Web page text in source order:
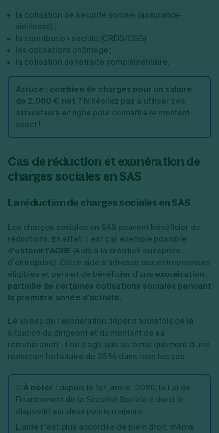
la cotisation de sécurité sociale (assurance-
vieillesse) ;
la contribution sociale (CRDS/CSG)
les cotisations chômage ;
la cotisation de retraite complémentaire.
Astuce : combien de charges pour un salaire
de 2.000 € net ? N’hésitez pas à utiliser des
simulateurs en ligne pour connaître le montant
exact !
Cas de réduction et exonération de
charges sociales en SAS
La réduction de charges sociales en SAS
Les charges sociales en SAS peuvent bénéficier de
réductions. En effet, il est par exemple possible
d’obtenir l’ACRE (Aide à la création ou reprise
d’entreprise). Cette aide s’adresse aux entrepreneurs
éligibles et permet de bénéficier d’une exonération
partielle de certaines cotisations sociales pendant
la première année d’activité.
Le niveau de l’exonération dépend toutefois de la
situation du dirigeant et du montant de sa
rémunération : il ne s’agit pas automatiquement d’une
réduction forfaitaire de 25 % dans tous les cas.
À noter : depuis le 1er janvier 2026, la Loi de
Financement de la Sécurité Sociale a durci le
dispositif sur deux points majeurs.
L’aide n’est plus accordée de plein droit, même